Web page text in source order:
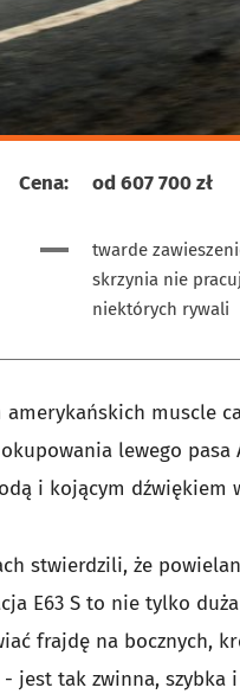
Cena: od 607 700 zł
twarde
skrzynia nie
niektórych rywali
amerykańskich muscle
lewego
i kojącym dźwiękiem
stwierdzili, że
E63 S to nie tylko
frajdę na bocznych,
jest tak zwinna, szybka